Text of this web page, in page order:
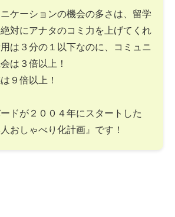
ケーションの機会の多さは、留学
対にアナタのコミ力を上げてくれ
は３分の１以下なのに、コミュニ
は３倍以上！
９倍以上！
ドが２００４年にスタートした
おしゃべり化計画』です！